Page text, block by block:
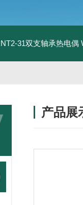
31双支轴承热电偶
产品展